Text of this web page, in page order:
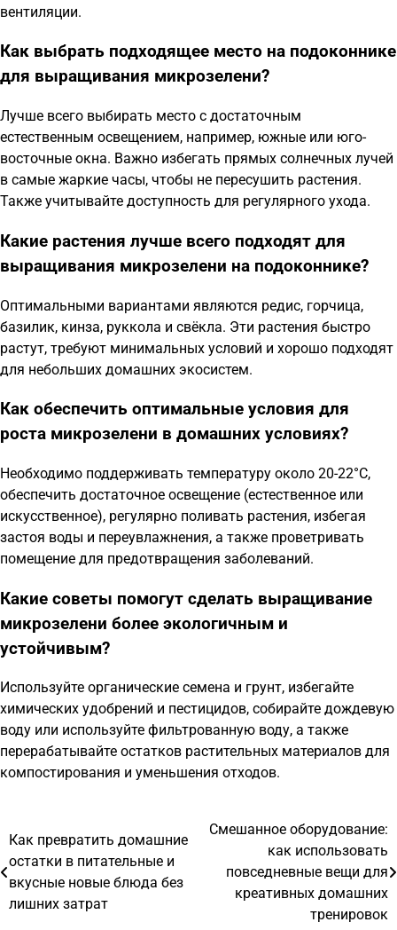
вентиляции.
Как выбрать подходящее место на подоконнике
для выращивания микрозелени?
Лучше всего выбирать место с достаточным
естественным освещением, например, южные или юго-
восточные окна. Важно избегать прямых солнечных лучей
в самые жаркие часы, чтобы не пересушить растения.
Также учитывайте доступность для регулярного ухода.
Какие растения лучше всего подходят для
выращивания микрозелени на подоконнике?
Оптимальными вариантами являются редис, горчица,
базилик, кинза, руккола и свёкла. Эти растения быстро
растут, требуют минимальных условий и хорошо подходят
для небольших домашних экосистем.
Как обеспечить оптимальные условия для
роста микрозелени в домашних условиях?
Необходимо поддерживать температуру около 20-22°C,
обеспечить достаточное освещение (естественное или
искусственное), регулярно поливать растения, избегая
застоя воды и переувлажнения, а также проветривать
помещение для предотвращения заболеваний.
Какие советы помогут сделать выращивание
микрозелени более экологичным и
устойчивым?
Используйте органические семена и грунт, избегайте
химических удобрений и пестицидов, собирайте дождевую
воду или используйте фильтрованную воду, а также
перерабатывайте остатков растительных материалов для
компостирования и уменьшения отходов.
Навигация
по
записям
Как превратить домашние
остатки в питательные и
вкусные новые блюда без
лишних затрат
Смешанное оборудование:
как использовать
повседневные вещи для
креативных домашних
тренировок